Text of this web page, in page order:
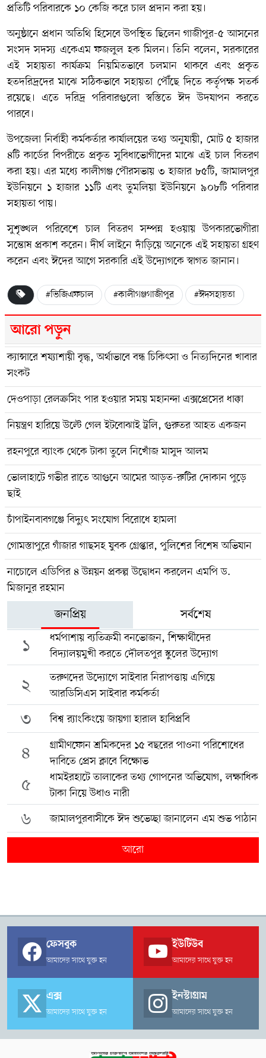
প্রতিটি পরিবারকে ১০ কেজি করে চাল প্রদান করা হয়।
অনুষ্ঠানে প্রধান অতিথি হিসেবে উপস্থিত ছিলেন গাজীপুর-৫ আসনের
সংসদ সদস্য একেএম ফজলুল হক মিলন। তিনি বলেন, সরকারের
এই সহায়তা কার্যক্রম নিয়মিতভাবে চলমান থাকবে এবং প্রকৃত
হতদরিদ্রদের মাঝে সঠিকভাবে সহায়তা পৌঁছে দিতে কর্তৃপক্ষ সতর্ক
রয়েছে। এতে দরিদ্র পরিবারগুলো স্বস্তিতে ঈদ উদযাপন করতে
পারবে।
উপজেলা নির্বাহী কর্মকর্তার কার্যালয়ের তথ্য অনুযায়ী, মোট ৫ হাজার
৪টি কার্ডের বিপরীতে প্রকৃত সুবিধাভোগীদের মাঝে এই চাল বিতরণ
করা হয়। এর মধ্যে কালীগঞ্জ পৌরসভায় ৩ হাজার ৮৫টি, জামালপুর
ইউনিয়নে ১ হাজার ১১টি এবং তুমলিয়া ইউনিয়নে ৯০৮টি পরিবার
সহায়তা পায়।
সুশৃঙ্খল পরিবেশে চাল বিতরণ সম্পন্ন হওয়ায় উপকারভোগীরা
সন্তোষ প্রকাশ করেন। দীর্ঘ লাইনে দাঁড়িয়ে অনেকে এই সহায়তা গ্রহণ
করেন এবং ঈদের আগে সরকারি এই উদ্যোগকে স্বাগত জানান।
#ভিজিএফচাল #কালীগঞ্জগাজীপুর #ঈদসহায়তা
আরো পড়ুন
ক্যান্সারে শয্যাশায়ী বৃদ্ধ, অর্থাভাবে বন্ধ চিকিৎসা ও নিত্যদিনের খাবার
সংকট
দেওপাড়া রেলক্রসিং পার হওয়ার সময় মহানন্দা এক্সপ্রেসের ধাক্কা
নিয়ন্ত্রণ হারিয়ে উল্টে গেল ইটবোঝাই ট্রলি, গুরুতর আহত একজন
রহনপুরে ব্যাংক থেকে টাকা তুলে নিখোঁজ মাসুদ আলম
ভোলাহাটে গভীর রাতে আগুনে আমের আড়ত-রুটির দোকান পুড়ে
ছাই
চাঁপাইনবাবগঞ্জে বিদ্যুৎ সংযোগ বিরোধে হামলা
গোমস্তাপুরে গাঁজার গাছসহ যুবক গ্রেপ্তার, পুলিশের বিশেষ অভিযান
নাচোলে এডিপির ৪ উন্নয়ন প্রকল্প উদ্বোধন করলেন এমপি ড.
মিজানুর রহমান
জনপ্রিয় সর্বশেষ
১
ধর্মপাশায় ব্যতিক্রমী বনভোজন, শিক্ষার্থীদের
বিদ্যালয়মুখী করতে দৌলতপুর স্কুলের উদ্যোগ
২
তরুণদের উদ্যোগে সাইবার নিরাপত্তায় এগিয়ে
আরডিসিএস সাইবার কর্মকর্তা
৩ বিশ্ব র‍্যাংকিংয়ে জায়গা হারাল হাবিপ্রবি
৪
গ্রামীণফোন শ্রমিকদের ১৫ বছরের পাওনা পরিশোধের
দাবিতে প্রেস ক্লাবে বিক্ষোভ
৫
ধামইরহাটে তালাকের তথ্য গোপনের অভিযোগ, লক্ষাধিক
টাকা নিয়ে উধাও নারী
৬ জামালপুরবাসীকে ঈদ শুভেচ্ছা জানালেন এম শুভ পাঠান
আরো
ফেসবুক
আমাদের সাথে যুক্ত হন
ইউটিউব
আমাদের সাথে যুক্ত হন
এক্স
আমাদের সাথে যুক্ত হন
ইনস্টাগ্রাম
আমাদের সাথে যুক্ত হন